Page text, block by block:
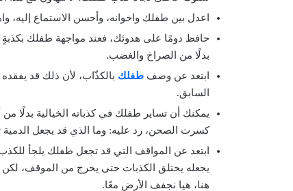
اعدل بين طفلك واخوانه، وأحسن الاستماع إليه،
حافظ دومًا على هدوئك، فعند مواجهة طفلك بكذبةٍ
بدلًا من الصراخ والغضب.
ابتعد عن وصف طفلك بالكذّاب، لأن ذلك قد
السابق.
يمكنك أن تساير طفلك في كذباته الخيالية بدلًا
كسرت الصحن، رد عليه: وما الذي قد يجعل
ابتعد عن المواقف التي قد تجعل طفلك يلجأ
يجعله يختلق الكذبات حتى يخرج من الموقف،
هنا، هيا نجفف الأرض معًا.